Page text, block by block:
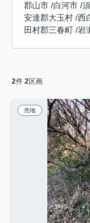
郡山市 /白河市 /
安達郡大玉村 /西
田村郡三春町 /岩
2件 2区画
売地